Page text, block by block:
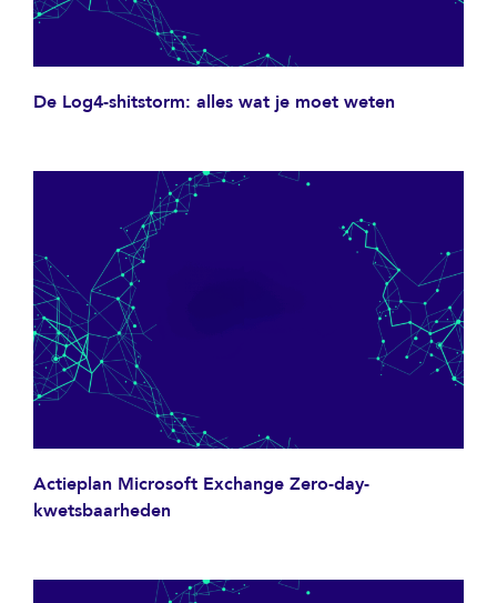
De Log4-shitstorm: alles wat je moet weten
Actieplan Microsoft Exchange Zero-day-
kwetsbaarheden